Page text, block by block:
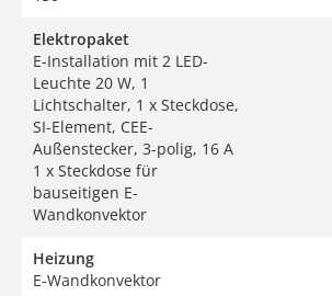
Elektropaket
E-Installation mit 2 LED-
Leuchte 20 W, 1
Lichtschalter, 1 x Steckdose,
SI-Element, CEE-
Außenstecker, 3-polig, 16 A
1 x Steckdose für
bauseitigen E-
Wandkonvektor
Heizung
E-Wandkonvektor